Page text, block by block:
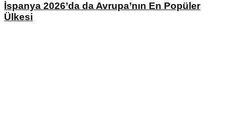
İspanya 2026’da da Avrupa’nın En Popüler
Ülkesi